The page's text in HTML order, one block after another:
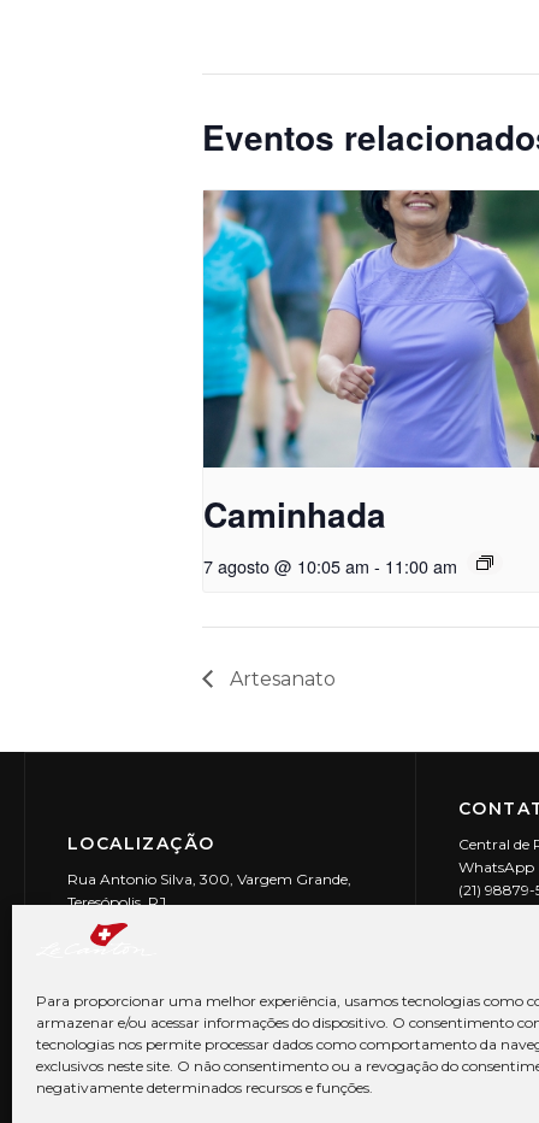
Para proporcionar uma melhor experiência, usamos tecnologias como
armazenar e/ou acessar informações do dispositivo. O consentimento
tecnologias nos permite processar dados como comportamento da
exclusivos neste site. O não consentimento ou a revogação do
negativamente determinados recursos e funções.
Eventos
Caminhada
7 agosto @ 10:05 am - 11:00 am
Artesanato
LOCALIZAÇÃO
Rua Antonio Silva, 300, Vargem Grande,
Teresópolis, RJ
CEP: 25990-150
Central de
WhatsApp
(21)
© Copyright 2026 Le Canton. Todos os direitos reservados